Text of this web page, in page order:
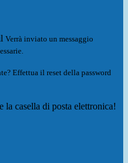
Verrà inviato un messaggio
Effettua il reset della password
casella di posta elettronica!